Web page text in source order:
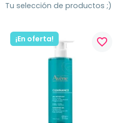
Tu selección de productos ;)
¡En oferta! favorite_border